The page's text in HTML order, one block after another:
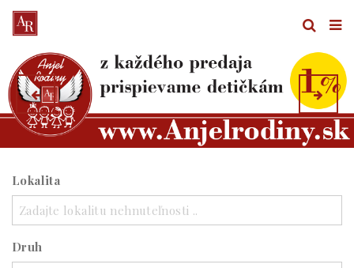
Lokalita
Zadajte lokalitu nehnuteľnosti ..
Druh